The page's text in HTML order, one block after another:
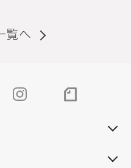
覧へ
instagram